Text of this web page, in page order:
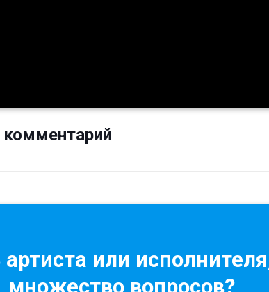
комментарий
или
множество вопросов?